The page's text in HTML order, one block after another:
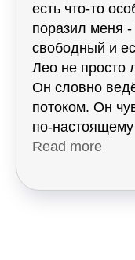
есть что-то
поразил меня
свободный и
Лео не просто
Он словно
потоком. Он
по-
смотришь на
мечтать.
Read more